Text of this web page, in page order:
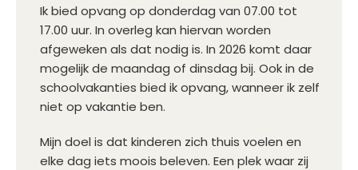
Ik bied opvang op donderdag van 07.00 tot
17.00 uur. In overleg kan hiervan worden
afgeweken als dat nodig is. In 2026 komt daar
mogelijk de maandag of dinsdag bij. Ook in de
schoolvakanties bied ik opvang, wanneer ik zelf
niet op vakantie ben.
Mijn doel is dat kinderen zich thuis voelen en
elke dag iets moois beleven. Een plek waar zij